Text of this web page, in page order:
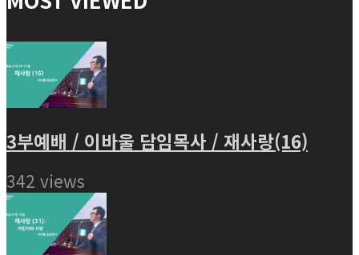
3부예배 / 이바울 담임목사 / 재사랑(16)
342 views